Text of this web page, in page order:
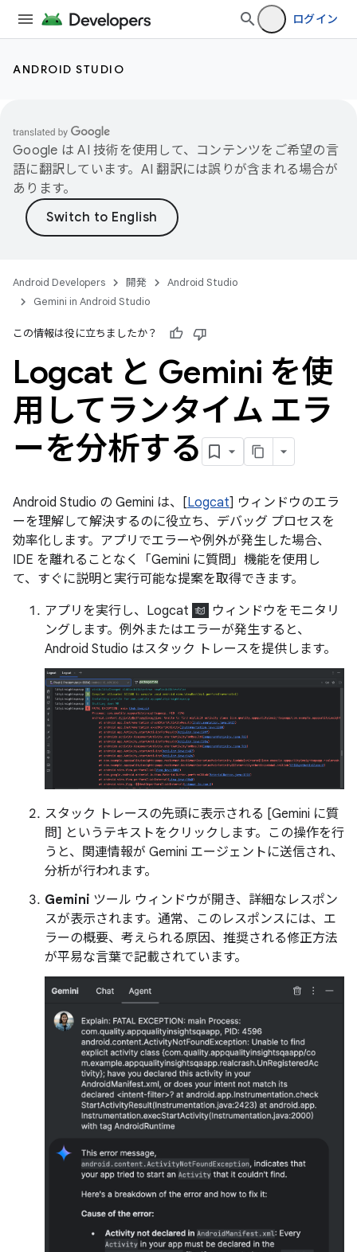
ログイン
ANDROID STUDIO
Google は AI 技術を使用して、コンテンツをご希望の言
語に翻訳しています。AI 翻訳には誤りが含まれる場合が
あります。
Android Developers 開発
Android Studio
Gemini in Android Studio
この情報は役に立ちましたか？
Logcat と Gemini を使
用してランタイム エラ
ーを分析する
Android Studio の Gemini は、[Logcat] ウィンドウのエラ
ーを理解して解決するのに役立ち、デバッグ プロセスを
効率化します。アプリでエラーや例外が発生した場合、
IDE を離れることなく「Gemini に質問」機能を使用し
て、すぐに説明と実行可能な提案を取得できます。
アプリを実行し、Logcat
ウィンドウをモニタリ
ングします。例外またはエラーが発生すると、
Android Studio はスタック トレースを提供します。
スタック トレースの先頭に表示される [Gemini に質
問] というテキストをクリックします。この操作を行
うと、関連情報が Gemini エージェントに送信され、
分析が行われます。
Gemini ツール ウィンドウが開き、詳細なレスポン
スが表示されます。通常、このレスポンスには、エ
ラーの概要、考えられる原因、推奨される修正方法
が平易な言葉で記載されています。